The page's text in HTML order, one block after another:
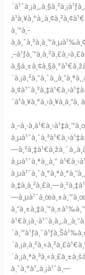
à¸™à¸­
´à¹à¸¥à¸°à¸›à¸¥à¸­à¸”à¸
à¸µà¹ˆà¸ªà¸¸à¸”
à¸ˆà¸°à¹„à¸¡à¹ˆà¸—